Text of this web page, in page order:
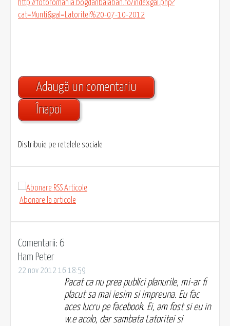
http://fotoromania.bogdanbalaban.ro/indexgal.php?
cat=Munti&gal=Latoritei%20-07-10-2012
Adaugă un comentariu
Înapoi
Distribuie pe retelele sociale
Abonare la articole
Comentarii: 6
Ham Peter
22 nov 2012 16:18:59
Pacat ca nu prea publici planurile, mi-ar fi
placut sa mai iesim si impreuna. Eu fac
aces lucru pe facebook. Ei, am fost si eu in
w.e acolo, dar sambata Latoritei si